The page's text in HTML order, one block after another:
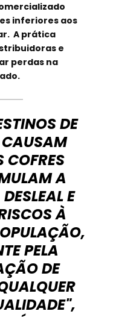
inferiores aos
A prática
e
perdas na
DE
COFRES
A
E
À
PELA
DE